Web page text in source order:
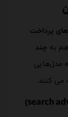
پرداخت
به چند
مدل‌هایی
می کنند.